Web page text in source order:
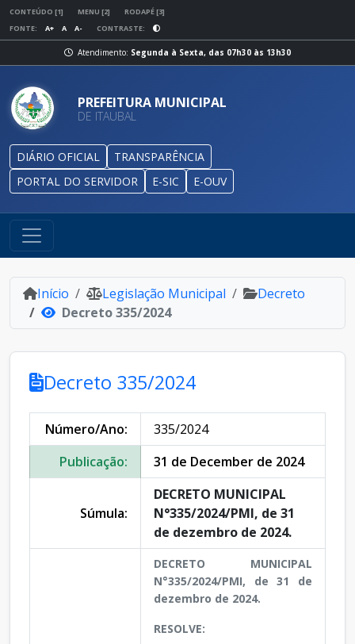
CONTEÚDO [1] MENU [2]
RODAPÉ [3]
FONTE:
A+ A A- CONTRASTE:
Atendimento: Segunda à Sexta, das 07h30 às 13h30
PREFEITURA MUNICIPAL
DE ITAUBAL
DIÁRIO OFICIAL
TRANSPARÊNCIA
PORTAL DO SERVIDOR
E-SIC E-OUV
Início Legislação Municipal
Decreto
Decreto 335/2024
Decreto 335/2024
Número/Ano:
335/2024
Publicação:
31 de December de 2024
Súmula:
DECRETO MUNICIPAL
N°335/2024/PMI, de 31
de dezembro de 2024.
DECRETO MUNICIPAL
N°335/2024/PMI, de 31 de
dezembro de 2024.
RESOLVE: